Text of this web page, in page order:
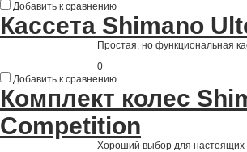
Добавить к сравнению
Кассета Shimano
Простая, но функциональная
0
Добавить к сравнению
Комплект колес
Competition
Хороший выбор для настоящих